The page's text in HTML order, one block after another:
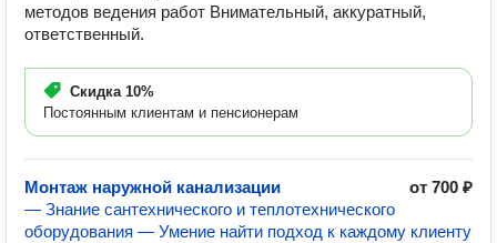
методов ведения работ Внимательный, аккуратный,
ответственный.
Скидка 10%
Постоянным клиентам и пенсионерам
Монтаж наружной канализации
от 700 ₽
— Знание сантехнического и теплотехнического
оборудования — Умение найти подход к каждому клиенту